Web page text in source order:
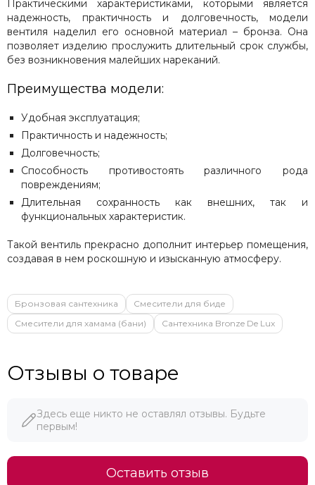
Практическими характеристиками, которыми является
надежность, практичность и долговечность, модели
вентиля наделил его основной материал – бронза. Она
позволяет изделию прослужить длительный срок службы,
без возникновения малейших нареканий.
Преимущества модели:
Удобная эксплуатация;
Практичность и надежность;
Долговечность;
Способность противостоять различного рода
повреждениям;
Длительная сохранность как внешних, так и
функциональных характеристик.
Такой вентиль прекрасно дополнит интерьер помещения,
создавая в нем роскошную и изысканную атмосферу.
Бронзовая сантехника
Смесители для биде
Смесители для хамама (бани)
Сантехника Bronze De Lux
Отзывы о товаре
Здесь еще никто не оставлял отзывы. Будьте
первым!
Оставить отзыв